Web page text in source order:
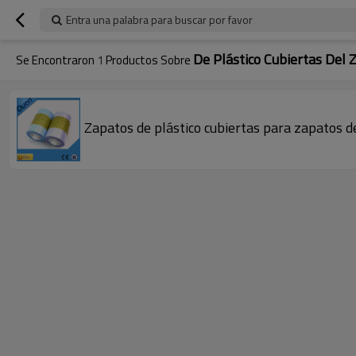
Entra una palabra para buscar por favor
Se Encontraron 1 Productos Sobre De Plástico Cubiertas Del
Zapatos de plástico cubiertas para zapatos